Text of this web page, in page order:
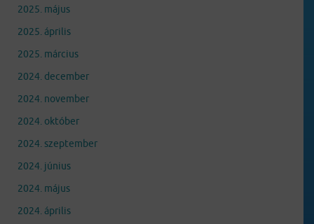
2025. május
2025. április
2025. március
2024. december
2024. november
2024. október
2024. szeptember
2024. június
2024. május
2024. április